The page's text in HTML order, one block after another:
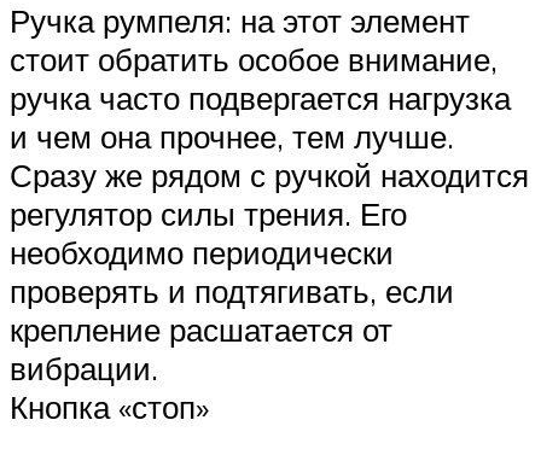
Ручка румпеля: на этот элемент
стоит обратить особое внимание,
ручка часто подвергается нагрузка
и чем она прочнее, тем лучше.
Сразу же рядом с ручкой находится
регулятор силы трения. Его
необходимо периодически
проверять и подтягивать, если
крепление расшатается от
вибрации.
Кнопка «стоп»